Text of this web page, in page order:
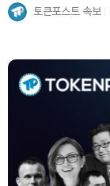
토큰포스트 속보